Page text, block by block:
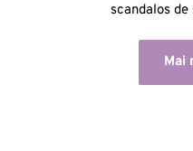
scandalos
Mai